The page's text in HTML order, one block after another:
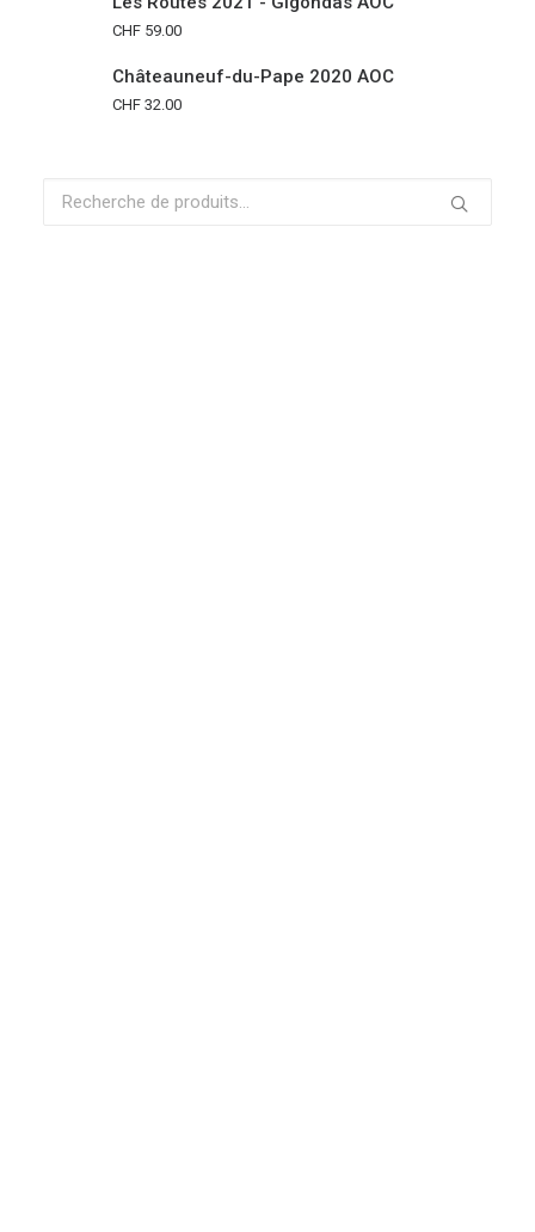
CHF 59.00
Châteauneuf-du-Pape 2020 AOC
CHF 32.00
Recherche